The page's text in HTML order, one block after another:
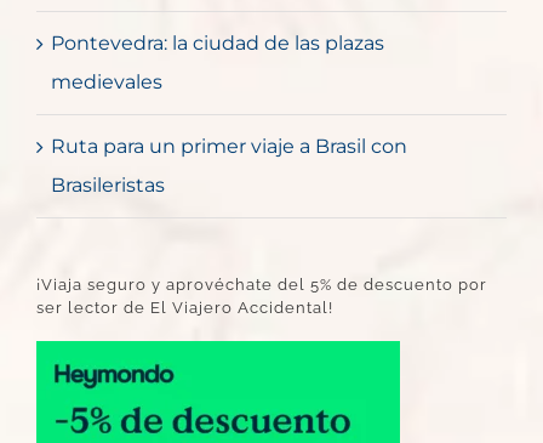
Pontevedra: la ciudad de las plazas
medievales
Ruta para un primer viaje a Brasil con
Brasileristas
¡Viaja seguro y aprovéchate del 5% de descuento por
ser lector de El Viajero Accidental!